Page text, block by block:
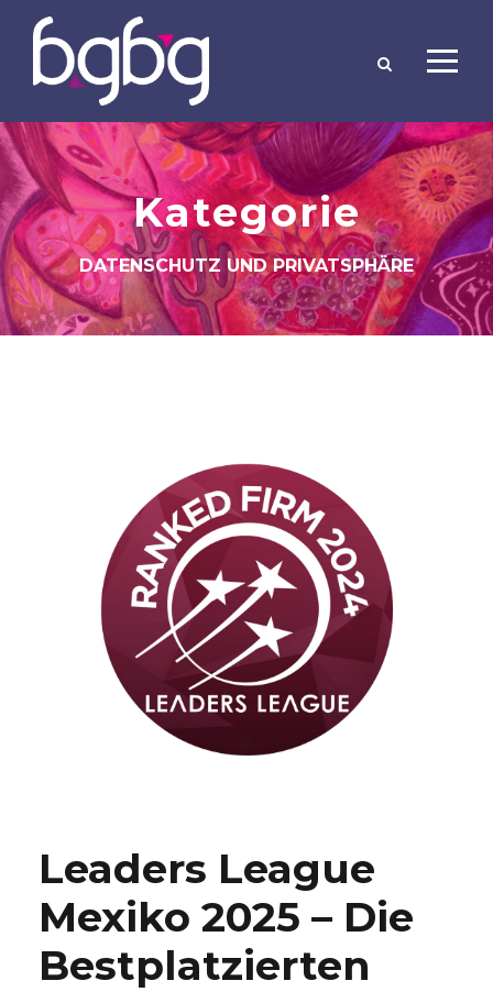
Kategorie
DATENSCHUTZ UND PRIVATSPHÄRE
Leaders League
Mexiko 2025 – Die
Bestplatzierten